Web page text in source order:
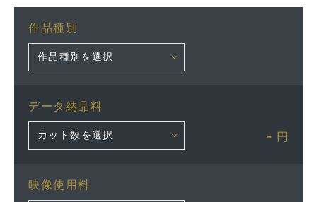
作品種別
データ納品料
- 円
映像使用料